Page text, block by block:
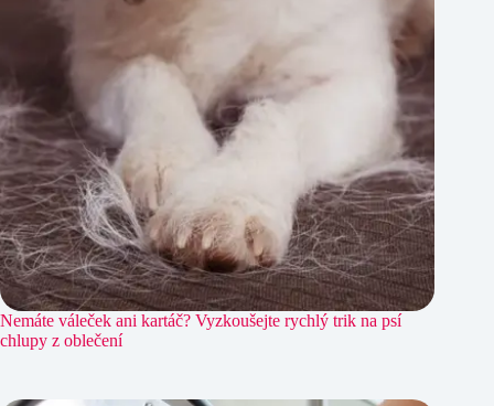
Nemáte váleček ani kartáč? Vyzkoušejte rychlý trik na psí
chlupy z oblečení